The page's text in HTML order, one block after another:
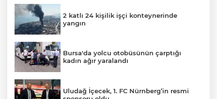
2 katlı 24 kişilik işçi konteynerinde
yangın
Bursa'da yolcu otobüsünün çarptığı
kadın ağır yaralandı
Uludağ İçecek, 1. FC Nürnberg’in resmi